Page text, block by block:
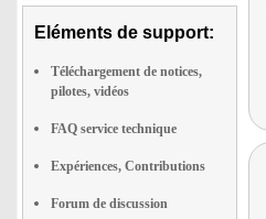
Eléments de support:
Téléchargement de notices,
pilotes, vidéos
FAQ service technique
Expériences, Contributions
Forum de discussion